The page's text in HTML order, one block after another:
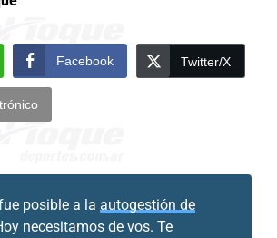
Facebook Twitter/X
posible a la autogestión de
necesitamos de vos. Te